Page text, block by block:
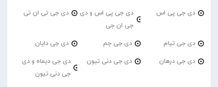
دی جی پی اس
دی جی پی اس و دی
جی ان جی
دی جی تی ان تی
دی جی تیام دی جی جم دی جی دایان
دی جی درهان دی جی دنی تیون
دی جی دیماه و دی
جی دنی تیون